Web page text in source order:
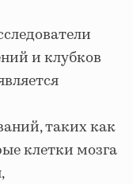
и клубков
таких как
клетки мозга